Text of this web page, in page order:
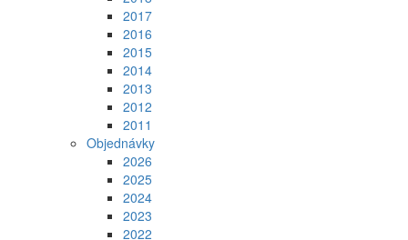
2017
2016
2015
2014
2013
2012
2011
Objednávky
2026
2025
2024
2023
2022